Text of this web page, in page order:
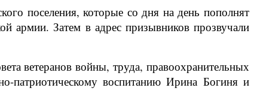
поселения, которые со дня на день пополнят
армии. Затем в адрес призывников прозвучали
ветеранов войны, труда, правоохранительных
патриотическому воспитанию Ирина Богиня и